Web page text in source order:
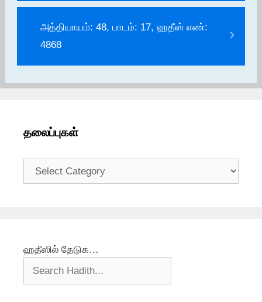
அத்தியாயம்: 48, பாடம்: 17, ஹதீஸ் எண்:
4868
தலைப்புகள்
தலைப்புகள்
ஹதீஸில் தேடுக…